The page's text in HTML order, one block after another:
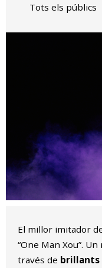
Tots els públics
El millor imitador
“One Man Xou”.
través de brillants